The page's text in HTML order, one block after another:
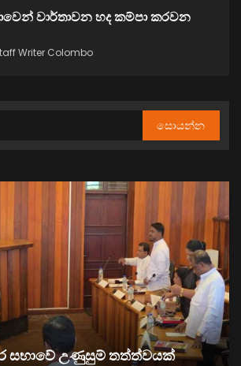
වාර්තාවන හද කම්පා කරවන
Writer Colombo
වෙනු” තිබුණත්, මෙරට අයිස් මත්ද්‍රව්‍ය